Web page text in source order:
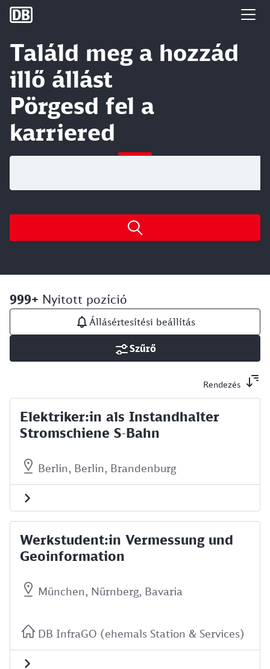
DB Group
Találd meg a hozzád
illő állást
Pörgesd fel a
karriered
Nyitott pozíciók keresése
999+ Nyitott pozíció
Állásértesítési beállítás
Szűrő
Rendezés
Elektriker:in als Instandhalter
Stromschiene S-Bahn
Berlin, Berlin, Brandenburg
Werkstudent:in Vermessung und
Geoinformation
München, Nürnberg, Bavaria
DB InfraGO (ehemals Station & Services)